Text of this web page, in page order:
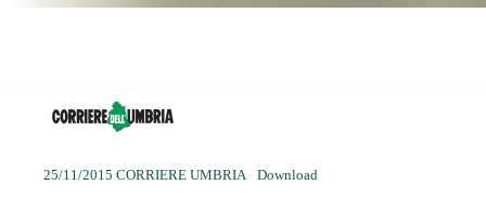
25/11/2015 CORRIERE UMBRIA Download